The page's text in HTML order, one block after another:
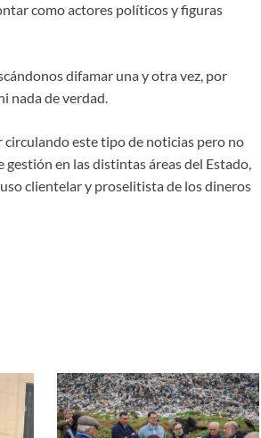
como actores políticos y figuras
difamar una y otra vez, por
nada de verdad.
circulando este tipo de noticias pero no
en las distintas áreas del Estado,
clientelar y proselitista de los dineros